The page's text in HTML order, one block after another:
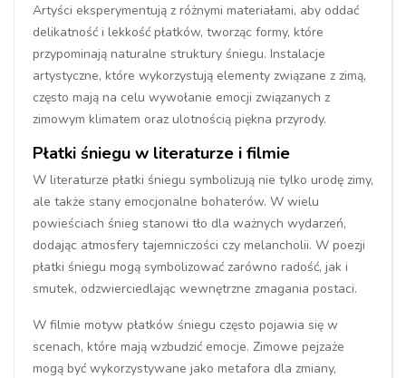
Artyści eksperymentują z różnymi materiałami, aby oddać
delikatność i lekkość płatków, tworząc formy, które
przypominają naturalne struktury śniegu. Instalacje
artystyczne, które wykorzystują elementy związane z zimą,
często mają na celu wywołanie emocji związanych z
zimowym klimatem oraz ulotnością piękna przyrody.
Płatki śniegu w literaturze i filmie
W literaturze płatki śniegu symbolizują nie tylko urodę zimy,
ale także stany emocjonalne bohaterów. W wielu
powieściach śnieg stanowi tło dla ważnych wydarzeń,
dodając atmosfery tajemniczości czy melancholii. W poezji
płatki śniegu mogą symbolizować zarówno radość, jak i
smutek, odzwierciedlając wewnętrzne zmagania postaci.
W filmie motyw płatków śniegu często pojawia się w
scenach, które mają wzbudzić emocje. Zimowe pejzaże
mogą być wykorzystywane jako metafora dla zmiany,